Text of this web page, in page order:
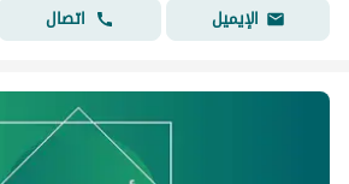
الإيميل
اتصال